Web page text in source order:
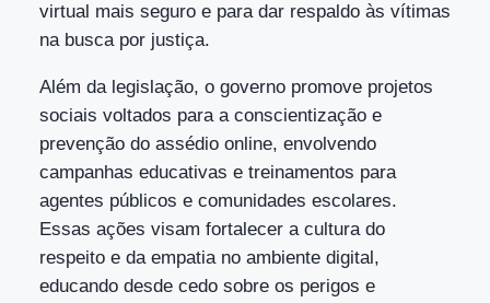
virtual mais seguro e para dar respaldo às vítimas
na busca por justiça.
Além da legislação, o governo promove projetos
sociais voltados para a conscientização e
prevenção do assédio online, envolvendo
campanhas educativas e treinamentos para
agentes públicos e comunidades escolares.
Essas ações visam fortalecer a cultura do
respeito e da empatia no ambiente digital,
educando desde cedo sobre os perigos e